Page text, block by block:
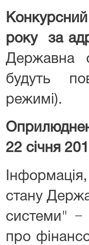
року
за
Державна
будуть
режимі).
22 січня
стану
системи" −
про